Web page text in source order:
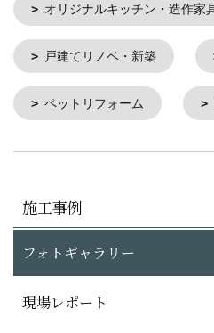
オリジナルキッチン・造作家
戸建てリノベ・新築
ペットリフォーム
施工事例
フォトギャラリー
現場レポート